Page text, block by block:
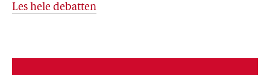
Les hele debatten